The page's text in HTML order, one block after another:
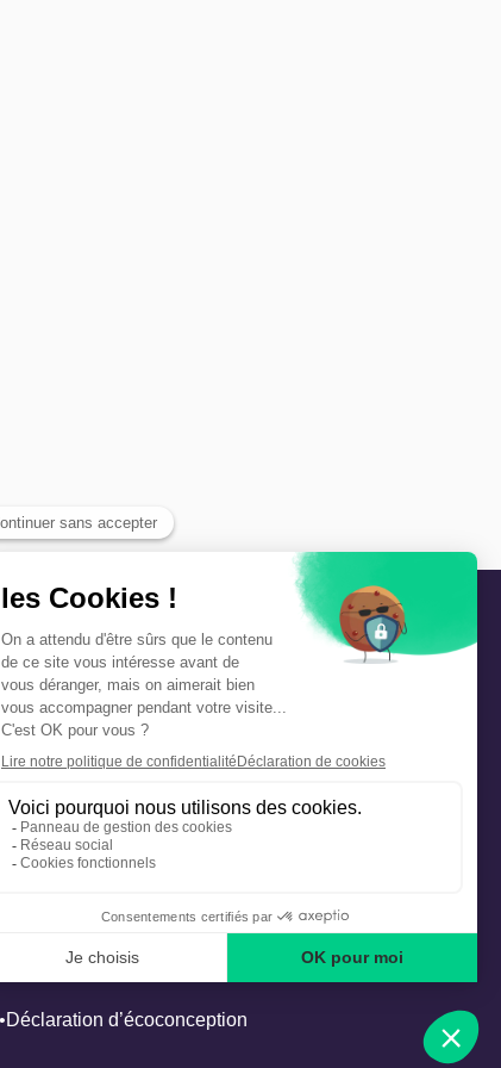
Précautions et sécurité
Plan de gestion des risques
Déclaration d’écoconception